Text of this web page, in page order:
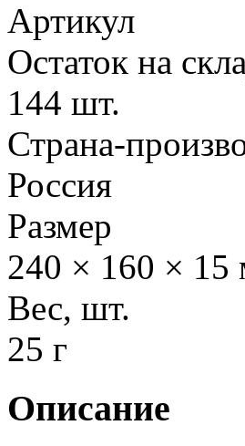
Артикул
Остаток на
144 шт.
Страна-
Россия
Размер
240 × 160 × 15
Вес, шт.
25 г
Описание